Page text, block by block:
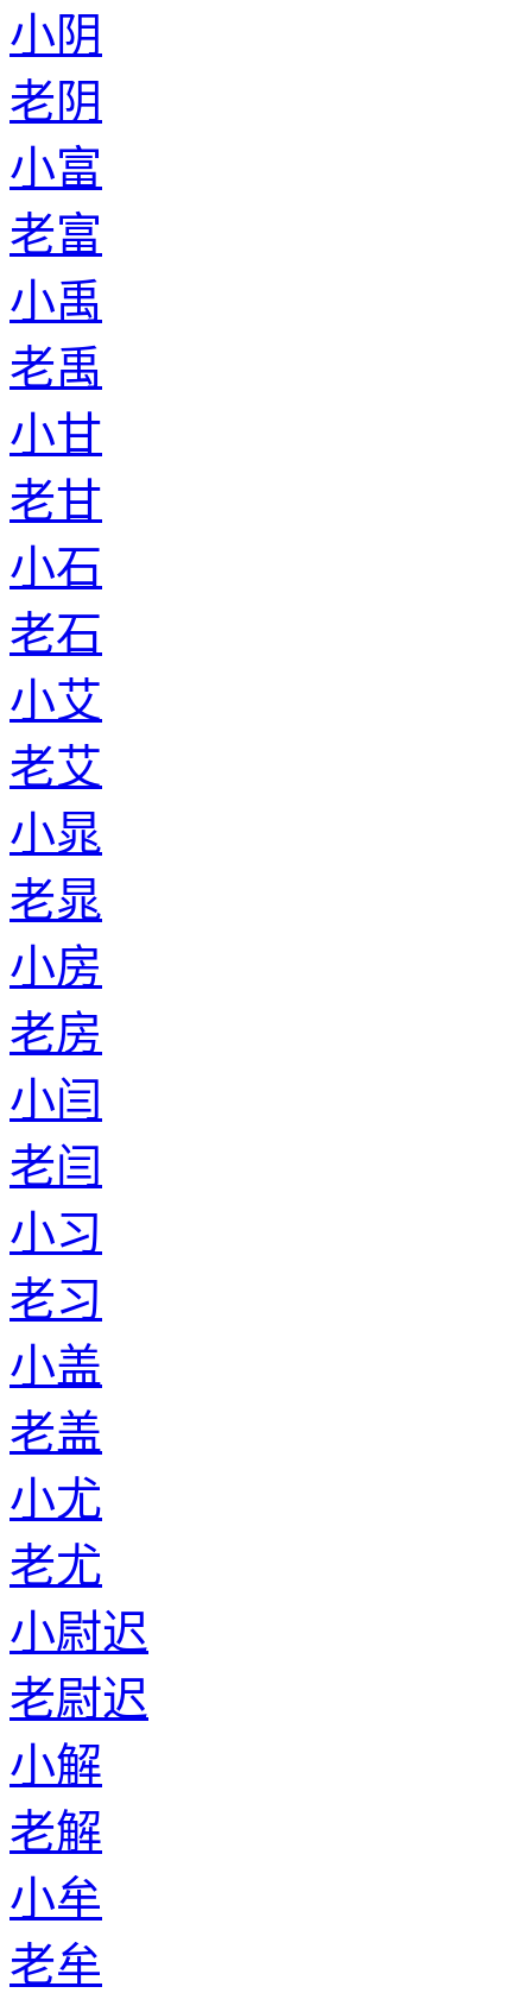
小阴
老阴
小富
老富
小禹
老禹
小甘
老甘
小石
老石
小艾
老艾
小晁
老晁
小房
老房
小闫
老闫
小习
老习
小盖
老盖
小尤
老尤
小尉迟
老尉迟
小解
老解
小牟
老牟